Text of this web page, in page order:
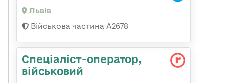
Львів
Військова частина А2678
Спеціаліст-оператор,
військовий